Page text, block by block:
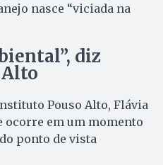
nasce “viciada na
diz
Pouso Alto, Flávia
ocorre em um momento
ponto de vista